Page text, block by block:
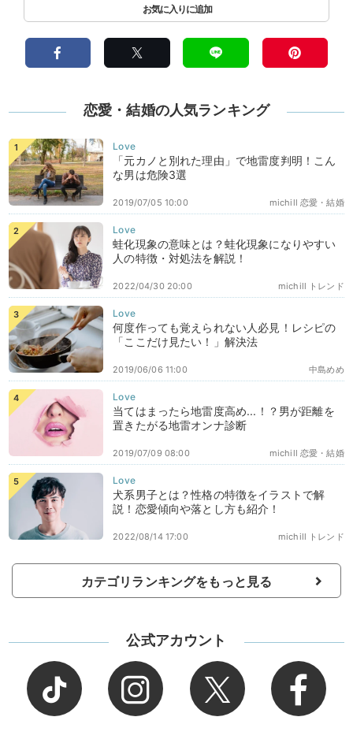
恋愛・結婚の人気ランキング
「元カノと別れた理由」で地雷度判明！こん
な男は危険3選
michill 恋愛・結婚
2019/07/05 10:00
蛙化現象の意味とは？蛙化現象になりやすい
人の特徴・対処法を解説！
michill トレンド
2022/04/30 20:00
何度作っても覚えられない人必見！レシピの
「ここだけ見たい！」解決法
中島めめ
2019/06/06 11:00
当てはまったら地雷度高め...！？男が距離を
置きたがる地雷オンナ診断
michill 恋愛・結婚
2019/07/09 08:00
犬系男子とは？性格の特徴をイラストで解
説！恋愛傾向や落とし方も紹介！
michill トレンド
2022/08/14 17:00
カテゴリランキングをもっと見る
公式アカウント